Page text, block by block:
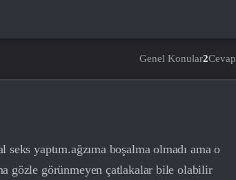
Genel Konular2Cevap
yaptım.ağzıma boşalma olmadı ama o
gözle görünmeyen çatlakalar bile olabilir